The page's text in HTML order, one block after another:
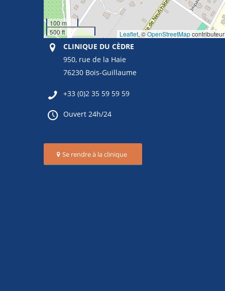
100 m
500 ft
Leaflet, ©OpenStreetMap
CLINIQUE DU CÈDRE
950, rue de la Haie
76230 Bois-Guillaume
+33 (0)2 35 59 59 59
Ouvert 24h/24
Se rendre à la clinique